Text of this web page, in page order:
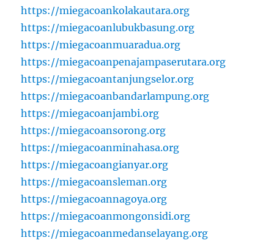
https://miegacoankolakautara.org
https://miegacoanlubukbasung.org
https://miegacoanmuaradua.org
https://miegacoanpenajampaserutara.org
https://miegacoantanjungselor.org
https://miegacoanbandarlampung.org
https://miegacoanjambi.org
https://miegacoansorong.org
https://miegacoanminahasa.org
https://miegacoangianyar.org
https://miegacoansleman.org
https://miegacoannagoya.org
https://miegacoanmongonsidi.org
https://miegacoanmedanselayang.org